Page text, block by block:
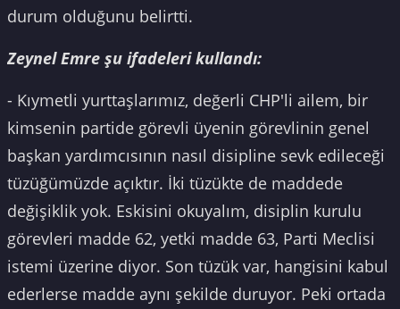
durum olduğunu belirtti.
Zeynel Emre şu ifadeleri kullandı:
- Kıymetli yurttaşlarımız, değerli CHP'li ailem, bir
kimsenin partide görevli üyenin görevlinin genel
başkan yardımcısının nasıl disipline sevk edileceği
tüzüğümüzde açıktır. İki tüzükte de maddede
değişiklik yok. Eskisini okuyalım, disiplin kurulu
görevleri madde 62, yetki madde 63, Parti Meclisi
istemi üzerine diyor. Son tüzük var, hangisini kabul
ederlerse madde aynı şekilde duruyor. Peki ortada